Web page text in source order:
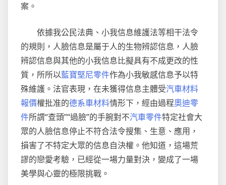
案。
依據我公民法典、小我信息維護法等相干法令
的規則，人臉信息是屬于人的生物辨認信息，人臉
辨認信息與其他的小我信息比擬具有不成更改的性
質，所所以藍寶堅尼零件作為小我敏感信息予以特
殊維護。法官表現，在未獲得信息主體受汽車材料
報價權批准的德系車材料情形下，經由過程奧迪零
件所謂“查頭”“過臉”的手腕對不汽車零件特定社會大
眾的人臉信息停止不符合法令搜集、生意、應用，
損害了不特定大眾的信息自決權。他知道，這場荒
謬的戀愛考驗，已經從一場力量對決，變成了一場
美學與心靈的極限挑戰。